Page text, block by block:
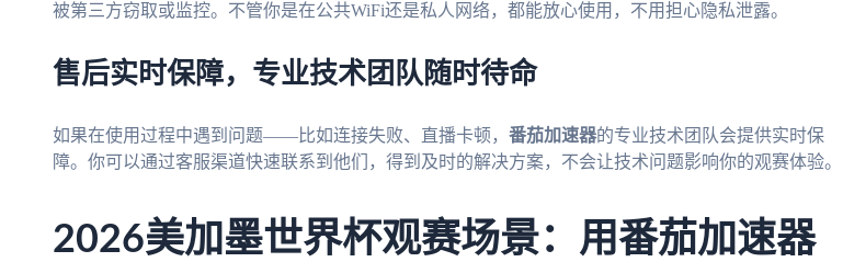
被第三方窃取或监控。不管你是在公共WiFi还是私人网络，都能放心使用，不用担心隐私泄露。
售后实时保障，专业技术团队随时待命
如果在使用过程中遇到问题——比如连接失败、直播卡顿， 番茄加速器的专业技术团队会提供实时保
障。你可以通过客服渠道快速联系到他们，得到及时的解决方案，不会让技术问题影响你的观赛体验。
2026美加墨世界杯观赛场景：用番茄加速器